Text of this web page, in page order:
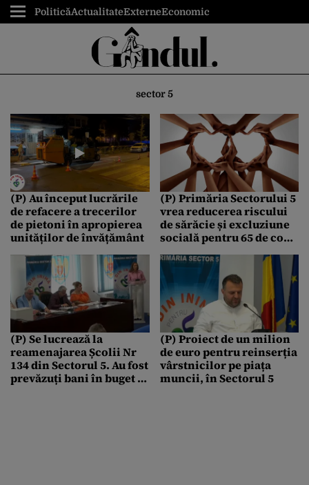
PoliticăActualitateExterneEconomic
sector 5
(P) Au început lucrările
de refacere a trecerilor
de pietoni în apropierea
unităților de învățământ
(P) Primăria Sectorului 5
vrea reducerea riscului
de sărăcie și excluziune
socială pentru 65 de copii
europeni
(P) Se lucrează la
reamenajarea Școlii Nr
134 din Sectorul 5. Au fost
prevăzuți bani în buget și
(P) Proiect de un milion
de euro pentru reinserția
vârstnicilor pe piața
muncii, în Sectorul 5